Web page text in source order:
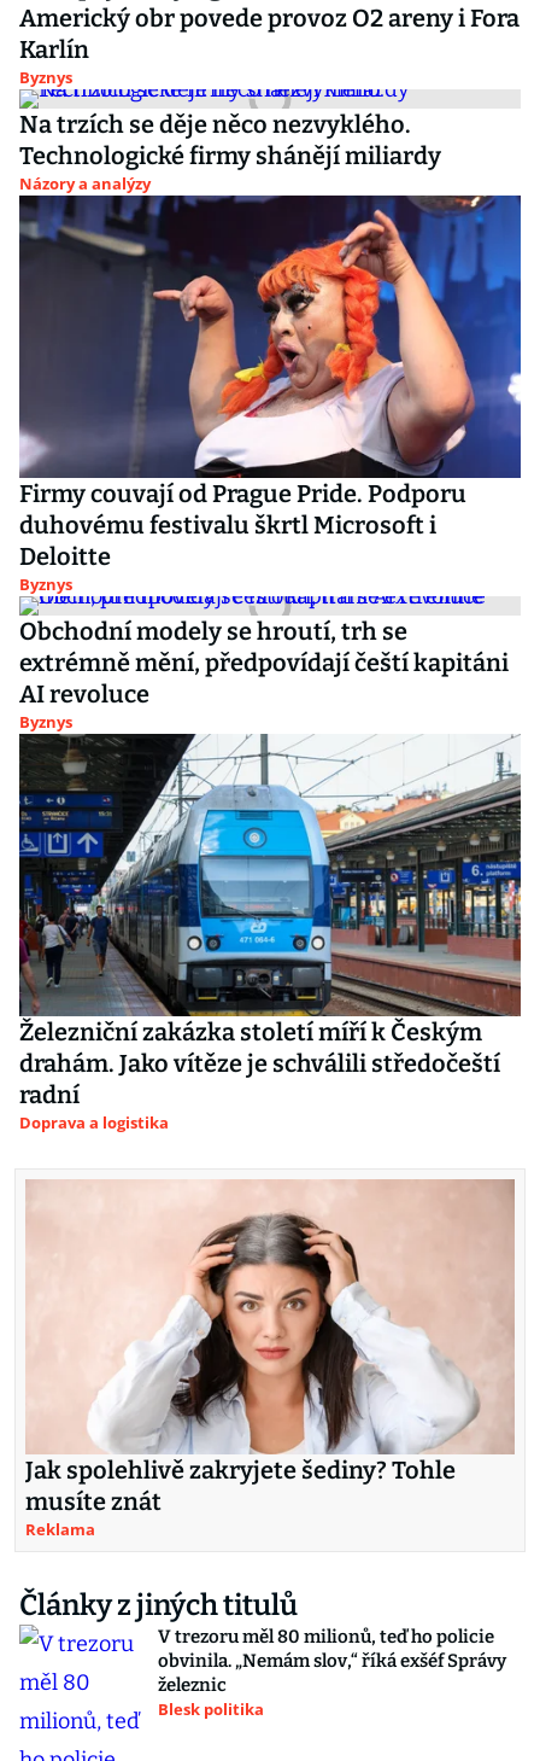
Americký obr povede provoz O2 areny i Fora
Karlín
Byznys
Na trzích se děje něco nezvyklého.
Technologické firmy shánějí miliardy
Názory a analýzy
Firmy couvají od Prague Pride. Podporu
duhovému festivalu škrtl Microsoft i
Deloitte
Byznys
Obchodní modely se hroutí, trh se
extrémně mění, předpovídají čeští kapitáni
AI revoluce
Byznys
Železniční zakázka století míří k Českým
drahám. Jako vítěze je schválili středočeští
radní
Doprava a logistika
Jak spolehlivě zakryjete šediny? Tohle
musíte znát
Reklama
Články z jiných titulů
V trezoru měl 80 milionů, teď ho policie
obvinila. „Nemám slov,“ říká exšéf Správy
železnic
Blesk politika